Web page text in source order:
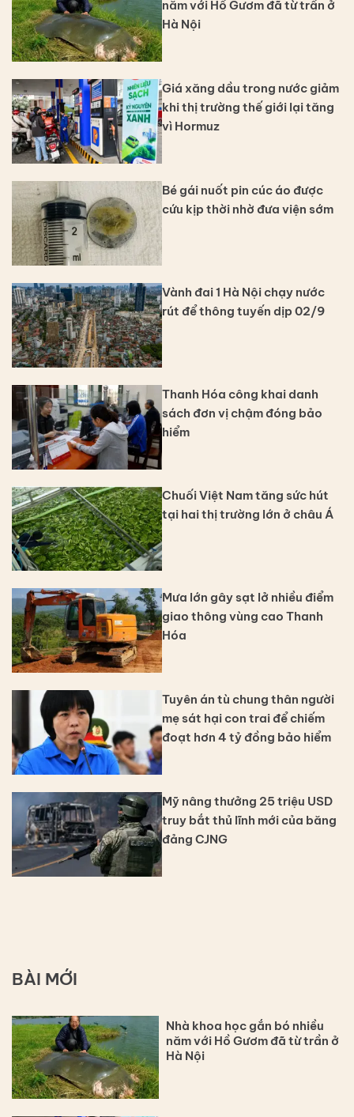
năm với Hồ Gươm đã từ trần ở
Hà Nội
Giá xăng dầu trong nước giảm
khi thị trường thế giới lại tăng
vì Hormuz
Bé gái nuốt pin cúc áo được
cứu kịp thời nhờ đưa viện sớm
Vành đai 1 Hà Nội chạy nước
rút để thông tuyến dịp 02/9
Thanh Hóa công khai danh
sách đơn vị chậm đóng bảo
hiểm
Chuối Việt Nam tăng sức hút
tại hai thị trường lớn ở châu Á
Mưa lớn gây sạt lở nhiều điểm
giao thông vùng cao Thanh
Hóa
Tuyên án tù chung thân người
mẹ sát hại con trai để chiếm
đoạt hơn 4 tỷ đồng bảo hiểm
Mỹ nâng thưởng 25 triệu USD
truy bắt thủ lĩnh mới của băng
đảng CJNG
BÀI MỚI
Nhà khoa học gắn bó nhiều
năm với Hồ Gươm đã từ trần ở
Hà Nội